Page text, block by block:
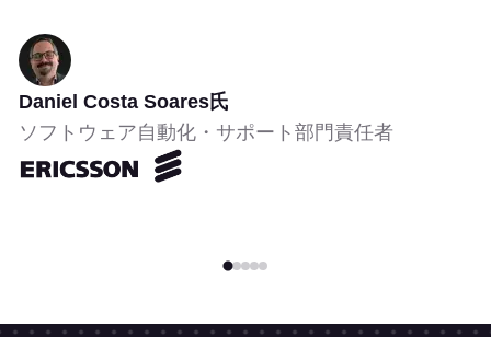
Daniel Costa Soares氏
ソフトウェア自動化・サポート部門責任者